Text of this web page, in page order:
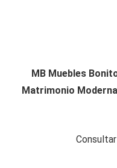
MB Muebles
Matrimonio